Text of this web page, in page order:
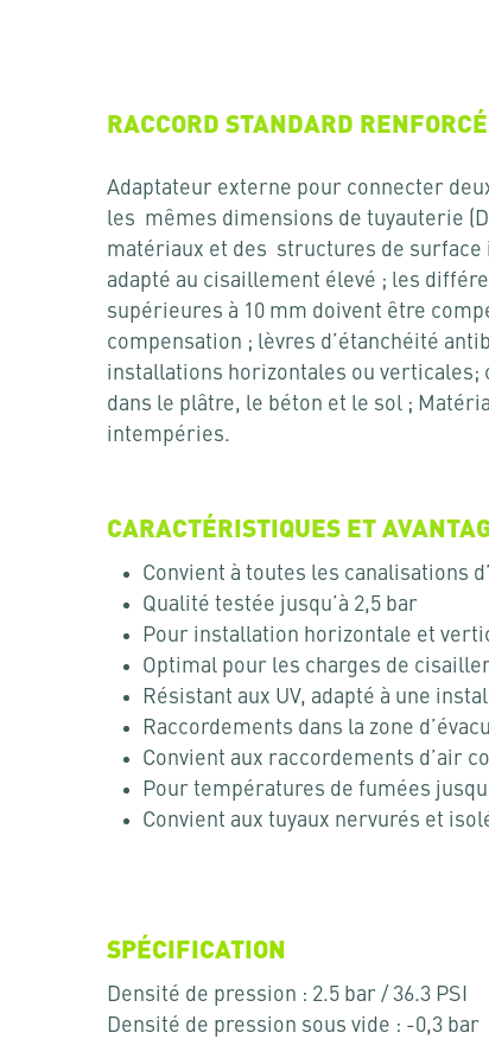
RACCORD STANDARD RENFORCÉ
Adaptateur externe pour connecter
les mêmes dimensions de tuyauterie
matériaux et des structures de surface
adapté au cisaillement élevé ; les
supérieures à 10 mm doivent être
compensation ; lèvres d’étanchéité
installations horizontales ou
dans le plâtre, le béton et le sol ;
intempéries.
CARACTÉRISTIQUES ET
Convient à toutes les canalisations
Qualité testée jusqu’à 2,5 bar
Pour installation horizontale et
Optimal pour les charges de
Résistant aux UV, adapté à une
Raccordements dans la zone
Convient aux raccordements d’air
Pour températures de fumées
Convient aux tuyaux nervurés et
SPÉCIFICATION
Densité de pression : 2.5 bar / 36.3 PSI
Densité de pression sous vide : -0,3 bar